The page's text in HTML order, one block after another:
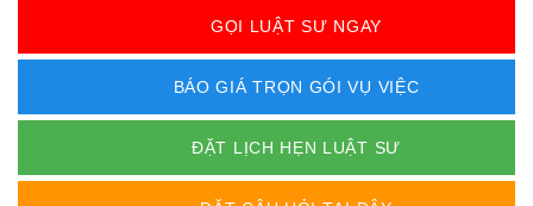
GỌI LUẬT SƯ NGAY
BÁO GIÁ TRỌN GÓI VỤ VIỆC
ĐẶT LỊCH HẸN LUẬT SƯ